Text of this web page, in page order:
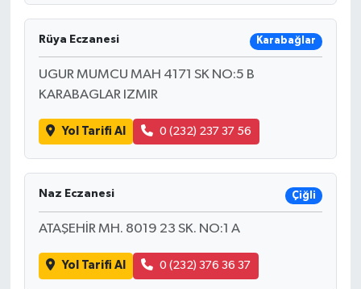
Rüya Eczanesi Karabağlar
UGUR MUMCU MAH 4171 SK NO:5 B
KARABAGLAR IZMIR
Yol Tarifi Al 0 (232) 237 37 56
Naz Eczanesi Çiğli
ATAŞEHİR MH. 8019 23 SK. NO:1 A
Yol Tarifi Al 0 (232) 376 36 37